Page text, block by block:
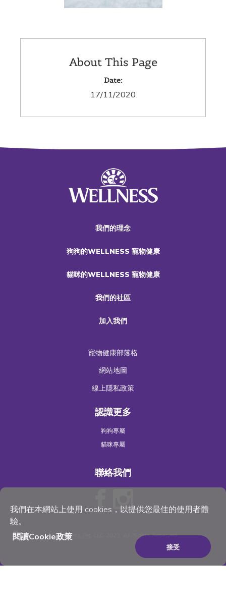
我們在本網站上使用 cookies，以提供您最佳的使用者體
驗。
閱讀Cookie政策
接受
About This Page
Date:
17/11/2020
我們的理念
狗狗的WELLNESS 寵物健康
貓咪的WELLNESS 寵物健康
我們的社區
加入我們
寵物健康部落格
網站地圖
線上隱私政策
認識更多
狗狗專屬
貓咪專屬
聯絡我們
©Wellness Pet , LLC 2023. All Rights Reserved